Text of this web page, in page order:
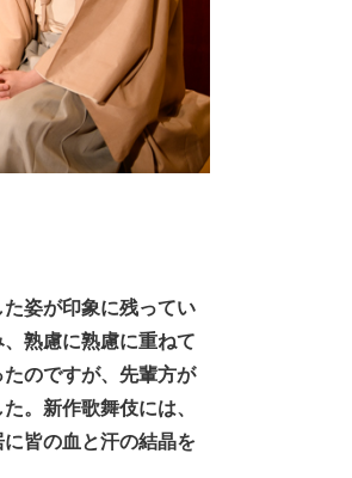
姿が印象に残ってい
熟慮に熟慮に重ねて
のですが、先輩方が
。新作歌舞伎には、
皆の血と汗の結晶を